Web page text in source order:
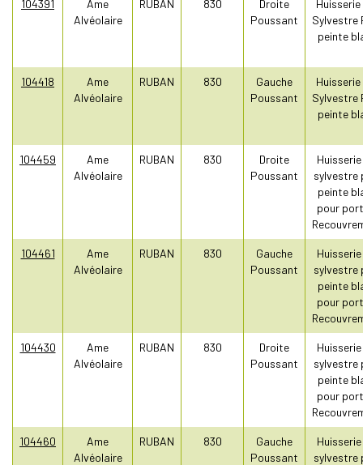
104391
Ame
Alvéolaire
RUBAN 830
Droite
Poussant
Sylvestre
peinte
104418
Ame
Alvéolaire
RUBAN 830
Gauche
Poussant
Huisserie
Sylvestre
peinte
104459
Ame
Alvéolaire
RUBAN 830
Droite
Poussant
sylvestre
peinte
pour
104461
Ame
Alvéolaire
RUBAN 830
Gauche
Poussant
sylvestre
peinte
pour
104430
Ame
Alvéolaire
RUBAN 830
Droite
Poussant
sylvestre
peinte
pour
104460
Ame
Alvéolaire
RUBAN 830
Gauche
Poussant
sylvestre